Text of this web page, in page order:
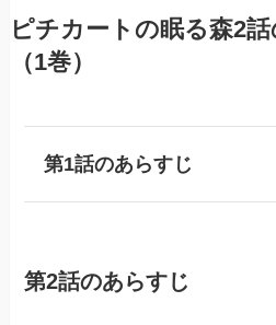
ピチカートの眠る森2
（1巻）
第1話のあらすじ
第2話のあらすじ